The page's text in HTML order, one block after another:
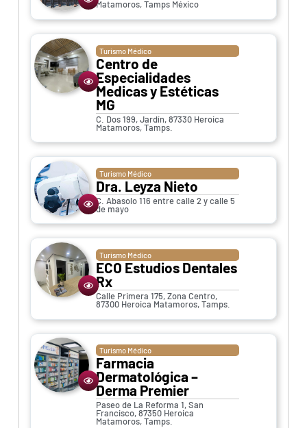
Matamoros, Tamps México
Turismo Médico
Centro de
Especialidades
Medicas y Estéticas
MG
C. Dos 199, Jardín, 87330 Heroica
Matamoros, Tamps.
Turismo Médico
Dra. Leyza Nieto
C. Abasolo 116 entre calle 2 y calle 5
de mayo
Turismo Médico
ECO Estudios Dentales
Rx
Calle Primera 175, Zona Centro,
87300 Heroica Matamoros, Tamps.
Turismo Médico
Farmacia
Dermatológica –
Derma Premier
Paseo de La Reforma 1, San
Francisco, 87350 Heroica
Matamoros, Tamps.